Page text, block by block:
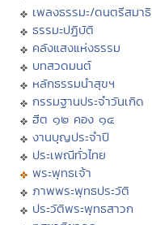
เพลงธรรมะ/ดนตรีสมาธิ
ธรรมะปฏิบัติ
คลังแสงแห่งธรรม
บทสวดมนต์
หลักธรรมนำสุขฯ
กรรมฐานประจำวันเกิด
ฮีต ๑๒ คอง ๑๔
งานบุญประจำปี
ประเพณีทั่วไทย
พระพุทธเจ้า
ภาพพระพุทธประวัติ
ประวัติพระพุทธสาวก